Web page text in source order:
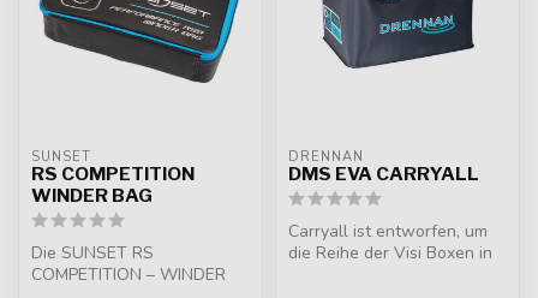
SUNSET
RS COMPETITION
WINDER BAG
Die SUNSET RS
COMPETITION – WINDER
DRENNAN
DMS EVA CARRYALL
Carryall ist entworfen, um
die Reihe der Visi Boxen in